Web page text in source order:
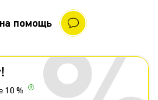
10 %
помощь